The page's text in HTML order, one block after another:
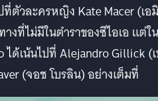
ตัวละครหญิง Kate Macer (เอ
ที่ไม่มีในตำราของซีไอเอ แต่ใน
ได้เน้นไปที่ Alejandro Gillick (
(จอช โบรลิน) อย่างเต็มที่